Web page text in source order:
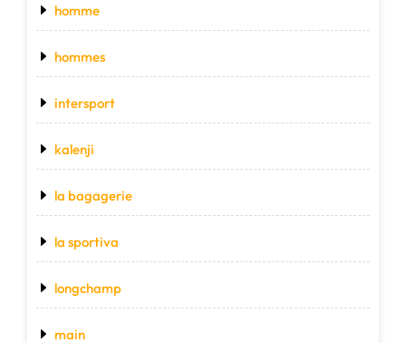
homme
hommes
intersport
kalenji
la bagagerie
la sportiva
longchamp
main